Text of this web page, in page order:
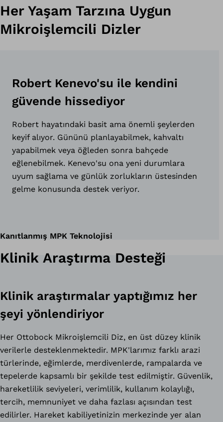
Her Yaşam Tarzına Uygun
Mikroişlemcili Dizler
Robert Kenevo'su ile kendini
güvende hissediyor
Robert hayatındaki basit ama önemli şeylerden
keyif alıyor. Gününü planlayabilmek, kahvaltı
yapabilmek veya öğleden sonra bahçede
eğlenebilmek. Kenevo'su ona yeni durumlara
uyum sağlama ve günlük zorlukların üstesinden
gelme konusunda destek veriyor.
Kanıtlanmış MPK Teknolojisi
Klinik Araştırma Desteği
Klinik araştırmalar yaptığımız her
şeyi yönlendiriyor
Her Ottobock Mikroişlemcili Diz, en üst düzey klinik
verilerle desteklenmektedir. MPK'larımız farklı arazi
türlerinde, eğimlerde, merdivenlerde, rampalarda ve
tepelerde kapsamlı bir şekilde test edilmiştir. Güvenlik,
hareketlilik seviyeleri, verimlilik, kullanım kolaylığı,
tercih, memnuniyet ve daha fazlası açısından test
edilirler. Hareket kabiliyetinizin merkezinde yer alan